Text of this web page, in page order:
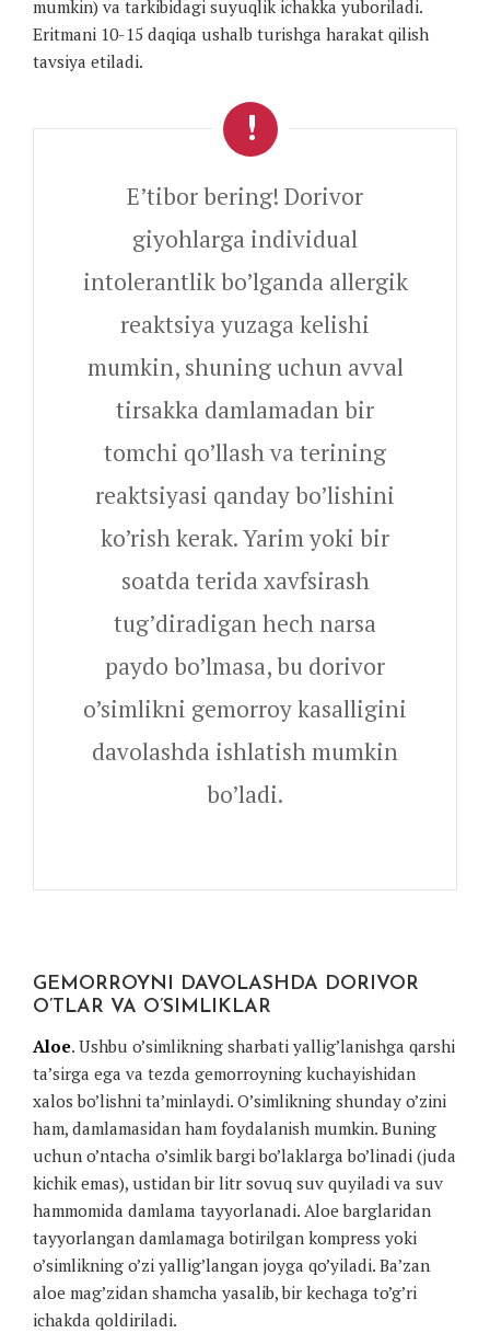
mumkin) va tarkibidagi suyuqlik ichakka yuboriladi.
Eritmani 10-15 daqiqa ushalb turishga harakat qilish
tavsiya etiladi.
E’tibor bering! Dorivor
giyohlarga individual
intolerantlik bo’lganda allergik
reaktsiya yuzaga kelishi
mumkin, shuning uchun avval
tirsakka damlamadan bir
tomchi qo’llash va terining
reaktsiyasi qanday bo’lishini
ko’rish kerak. Yarim yoki bir
soatda terida xavfsirash
tug’diradigan hech narsa
paydo bo’lmasa, bu dorivor
o’simlikni gemorroy kasalligini
davolashda ishlatish mumkin
bo’ladi.
GEMORROYNI DAVOLASHDA DORIVOR
O’TLAR VA O’SIMLIKLAR
Aloe. Ushbu o’simlikning sharbati yallig’lanishga qarshi
ta’sirga ega va tezda gemorroyning kuchayishidan
xalos bo’lishni ta’minlaydi. O’simlikning shunday o’zini
ham, damlamasidan ham foydalanish mumkin. Buning
uchun o’ntacha o’simlik bargi bo’laklarga bo’linadi (juda
kichik emas), ustidan bir litr sovuq suv quyiladi va suv
hammomida damlama tayyorlanadi. Aloe barglaridan
tayyorlangan damlamaga botirilgan kompress yoki
o’simlikning o’zi yallig’langan joyga qo’yiladi. Ba’zan
aloe mag’zidan shamcha yasalib, bir kechaga to’g’ri
ichakda qoldiriladi.